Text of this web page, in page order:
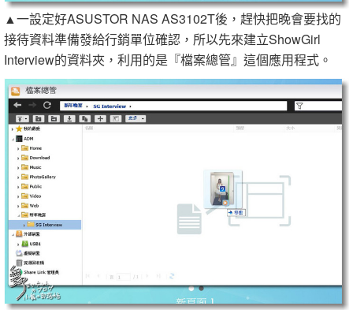
▲一設定好ASUSTOR NAS AS3102T後，趕快把晚會要找的
接待資料準備發給行銷單位確認，所以先來建立ShowGirl
Interview的資料夾，利用的是『檔案總管』這個應用程式。